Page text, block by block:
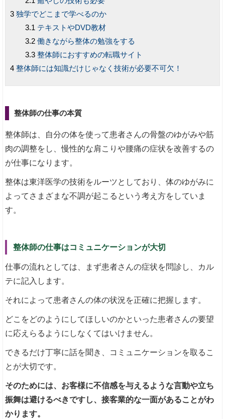
独学でどこまで学べるのか
テキストやDVD教材
働きながら整体の勉強をする
整体師におすすめの転職サイト
整体師には知識だけじゃなく技術が必要不可欠！
整体師の仕事の本質
整体師は、自分の体を使って患者さんの骨盤のゆがみや筋
肉の調整をし、慢性的な肩こりや腰痛の症状を改善するの
が仕事になります。
整体は東洋医学の技術をルーツとしており、体のゆがみに
よってさまざまな不調が起こるという考え方をしていま
す。
整体師の仕事はコミュニケーションが大切
仕事の流れとしては、まず患者さんの症状を問診し、カル
テに記入します。
それによって患者さんの体の状況を正確に把握します。
どこをどのようにしてほしいのかといった患者さんの要望
に応えらるようにしなくてはいけません。
できるだけ丁寧に話を聞き、コミュニケーションを取るこ
とが大切です。
そのためには、お客様に不信感を与えるような言動や立ち
振舞は避けるべきですし、接客業的な一面があることがわ
かります。